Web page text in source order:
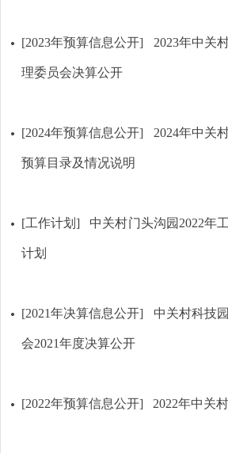
[2023年预算信息公开] 2023年中关
理委员会决算公开
[2024年预算信息公开] 2024年中关
预算目录及情况说明
[工作计划] 中关村门头沟园2022年
计划
[2021年决算信息公开] 中关村科技
会2021年度决算公开
[2022年预算信息公开] 2022年中关